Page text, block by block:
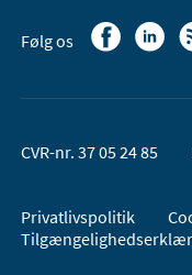
Følg os
CVR-nr. 37 05 24 85
Privatlivspolitik